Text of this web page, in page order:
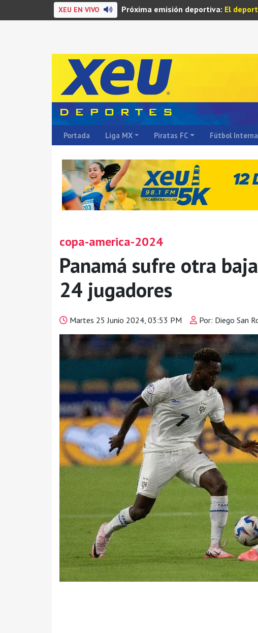
XEU EN VIVO Próxima emisión deportiva: El
Portada Liga MX Piratas FC Fútbol
copa-america-2024
Panamá sufre otra
24 jugadores
Martes 25 Junio 2024, 03:53 PM Por: Diego San